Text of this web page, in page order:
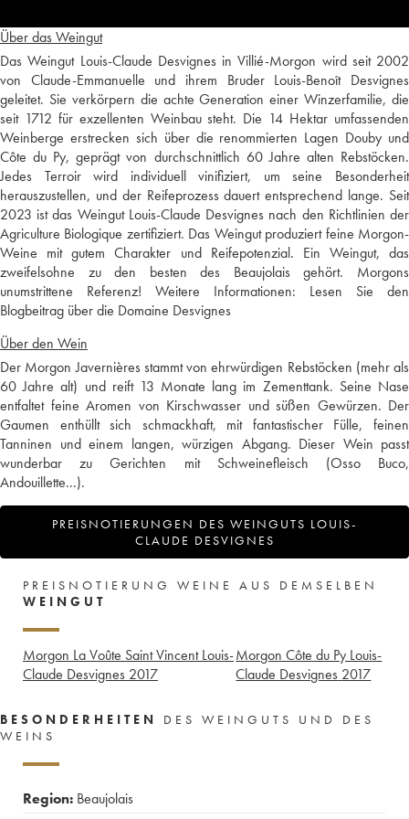
Über das Weingut
Das Weingut Louis-Claude Desvignes in Villié-Morgon wird seit 2002
von Claude-Emmanuelle und ihrem Bruder Louis-Benoît Desvignes
geleitet. Sie verkörpern die achte Generation einer Winzerfamilie, die
seit 1712 für exzellenten Weinbau steht. Die 14 Hektar umfassenden
Weinberge erstrecken sich über die renommierten Lagen Douby und
Côte du Py, geprägt von durchschnittlich 60 Jahre alten Rebstöcken.
Jedes Terroir wird individuell vinifiziert, um seine Besonderheit
herauszustellen, und der Reifeprozess dauert entsprechend lange. Seit
2023 ist das Weingut Louis-Claude Desvignes nach den Richtlinien der
Agriculture Biologique zertifiziert. Das Weingut produziert feine Morgon-
Weine mit gutem Charakter und Reifepotenzial. Ein Weingut, das
zweifelsohne zu den besten des Beaujolais gehört. Morgons
unumstrittene Referenz! Weitere Informationen: Lesen Sie den
Blogbeitrag über die Domaine Desvignes
Über den Wein
Der Morgon Javernières stammt von ehrwürdigen Rebstöcken (mehr als
60 Jahre alt) und reift 13 Monate lang im Zementtank. Seine Nase
entfaltet feine Aromen von Kirschwasser und süßen Gewürzen. Der
Gaumen enthüllt sich schmackhaft, mit fantastischer Fülle, feinen
Tanninen und einem langen, würzigen Abgang. Dieser Wein passt
wunderbar zu Gerichten mit Schweinefleisch (Osso Buco,
Andouillette...).
PREISNOTIERUNGEN DES WEINGUTS LOUIS-
CLAUDE DESVIGNES
PREISNOTIERUNG WEINE AUS DEMSELBEN
WEINGUT
Morgon La Voûte Saint Vincent Louis-
Claude Desvignes 2017
Morgon Côte du Py Louis-
Claude Desvignes 2017
BESONDERHEITEN
DES WEINGUTS UND DES
WEINS
Region: Beaujolais